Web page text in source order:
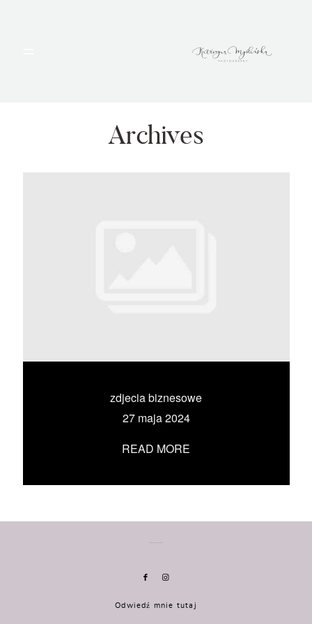
Archives
zdjecia biznesowe
27 maja 2024
READ MORE
PORTFOLIO
UMÓW SIĘ ZE MNĄ →
Odwiedź mnie tutaj